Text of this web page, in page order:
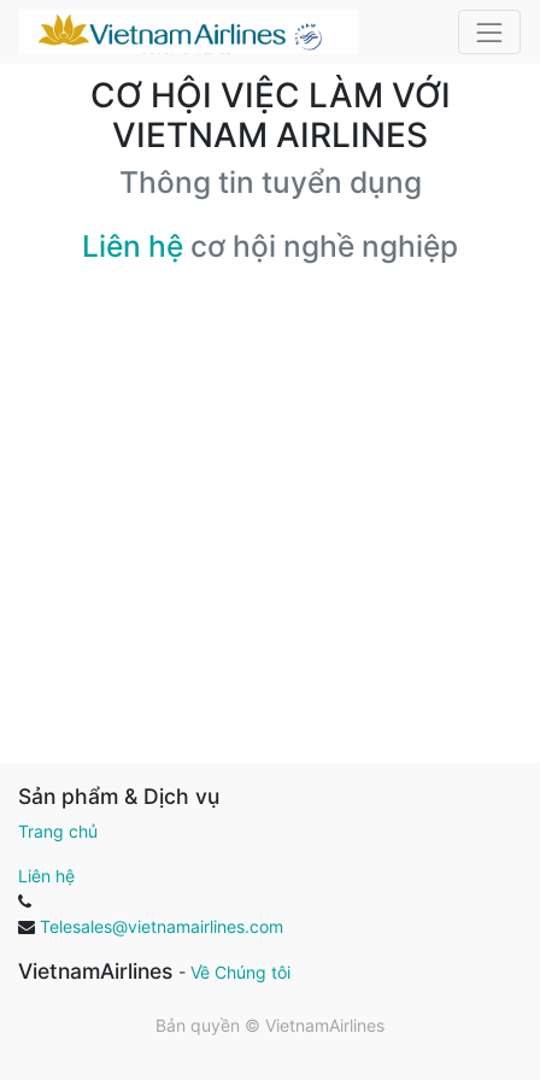
CƠ HỘI VIỆC LÀM VỚI
VIETNAM AIRLINES
Thông tin tuyển dụng
Liên hệ cơ hội nghề nghiệp
Sản phẩm & Dịch vụ
Trang chủ
Liên hệ
Telesales@vietnamairlines.com
VietnamAirlines - Về Chúng tôi
Bản quyền © VietnamAirlines